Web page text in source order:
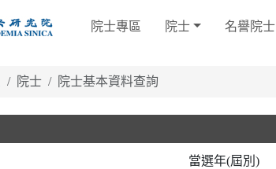
院士專區 院士 名譽院士
院士 院士基本資料查詢
當選年(屆別)